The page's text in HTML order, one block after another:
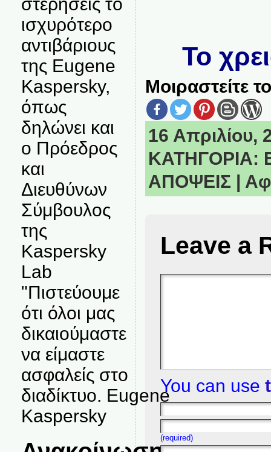
ισχυρότερο
αντιβάριους
της Eugene
Kaspersky,
όπως
δηλώνει και
ο Πρόεδρος
και
Διευθύνων
Σύμβουλος
της
Kaspersky
Lab
"Πιστεύουμε
ότι όλοι μας
δικαιούμαστε
να είμαστε
ασφαλείς στο
διαδίκτυο. Eugene
Kaspersky
Το
Μοιραστείτε
16 Απριλίου,
ΚΑΤΗΓΟΡΙΑ:
ΑΠΟΨΕΙΣ
Leave a
You can use
(required)